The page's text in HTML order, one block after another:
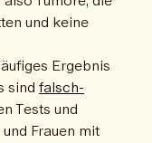
und keine
Ergebnis
sind falsch-
Tests und
Frauen mit